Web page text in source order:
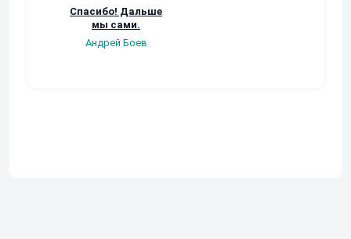
Спасибо! Дальше
мы сами.
Андрей Боев